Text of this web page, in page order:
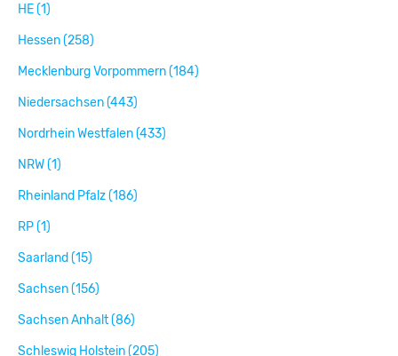
HE (1)
Hessen (258)
Mecklenburg Vorpommern (184)
Niedersachsen (443)
Nordrhein Westfalen (433)
NRW (1)
Rheinland Pfalz (186)
RP (1)
Saarland (15)
Sachsen (156)
Sachsen Anhalt (86)
Schleswig Holstein (205)